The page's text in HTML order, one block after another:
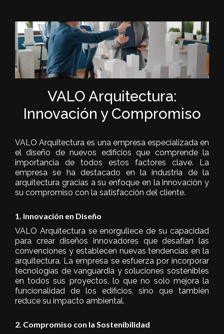
VALO Arquitectura:
Innovación y Compromiso
VALO Arquitectura es una empresa especializada en
el diseño de nuevos edificios que comprende la
importancia de todos estos factores clave. La
empresa se ha destacado en la industria de la
arquitectura gracias a su enfoque en la innovación y
su compromiso con la satisfacción del cliente.
1. Innovación en Diseño
VALO Arquitectura se enorgullece de su capacidad
para crear diseños innovadores que desafían las
convenciones y establecen nuevas tendencias en la
arquitectura. La empresa se esfuerza por incorporar
tecnologías de vanguardia y soluciones sostenibles
en todos sus proyectos, lo que no solo mejora la
funcionalidad de los edificios, sino que también
reduce su impacto ambiental.
2. Compromiso con la Sostenibilidad